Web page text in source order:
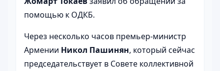
помощью к ОДКБ.
Через несколько часов премьер-министр
Армении Никол Пашинян, который сейчас
председательствует в Совете коллективной